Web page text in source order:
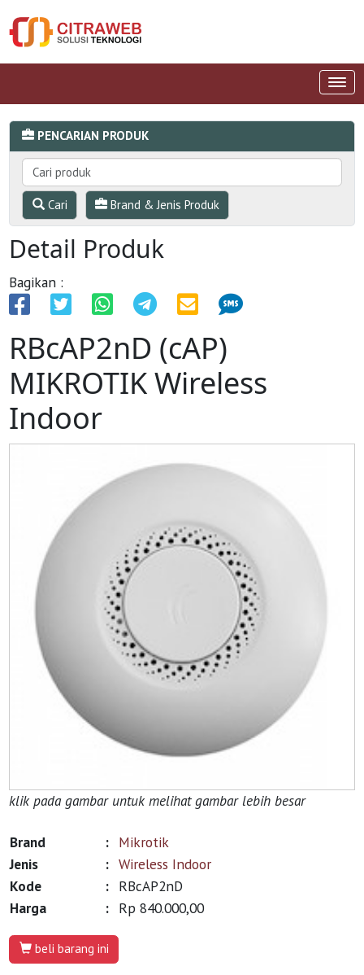
PENCARIAN PRODUK
Cari Brand & Jenis Produk
Detail Produk
Bagikan :
RBcAP2nD (cAP)
MIKROTIK Wireless
Indoor
klik pada gambar untuk melihat gambar lebih besar
Brand : Mikrotik
Jenis
: Wireless Indoor
Kode
: RBcAP2nD
Harga
: Rp 840.000,00
beli barang ini